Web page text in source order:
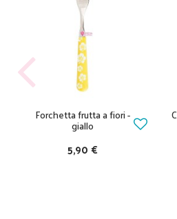
Forchetta frutta a fiori -
giallo
5,90 €